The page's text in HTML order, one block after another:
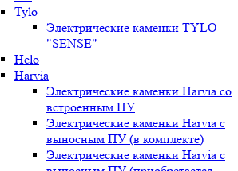
Tylo
Электрические каменки TYLO
"SENSE"
Helo
Harvia
Электрические каменки Harvia со
встроенным ПУ
Электрические каменки Harvia с
выносным ПУ (в комплекте)
Электрические каменки Harvia с